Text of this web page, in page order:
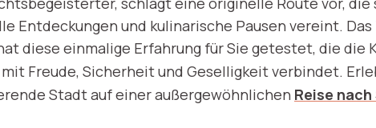
Entdeckungen und kulinarische Pausen vereint. Das
diese einmalige Erfahrung für Sie getestet, die die
mit Freude, Sicherheit und Geselligkeit verbindet.
Stadt auf einer außergewöhnlichen Reise nach